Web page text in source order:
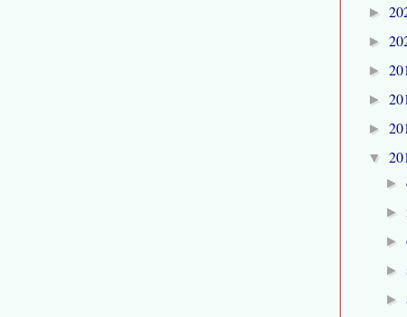
►
►
►
►
►
▼
►
►
►
►
►